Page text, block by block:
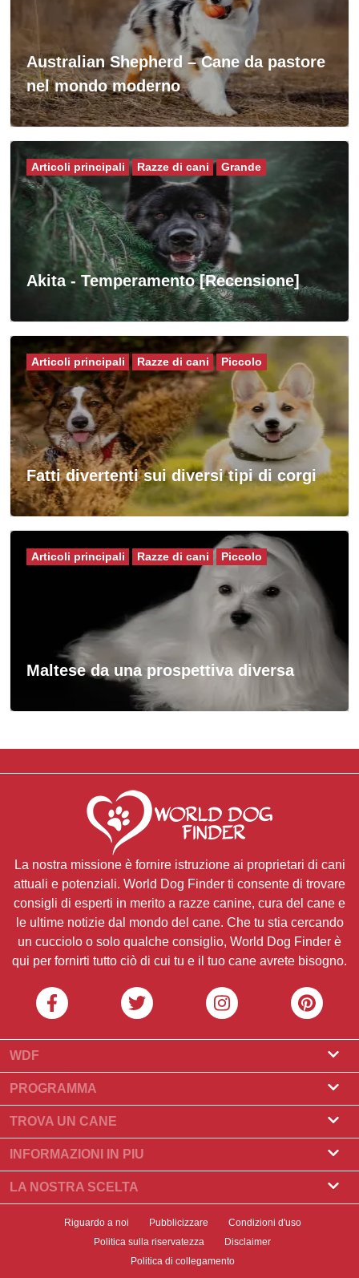
Australian Shepherd – Cane da pastore
nel mondo moderno
Akita - Temperamento [Recensione]
Articoli principali Razze di cani Grande
Fatti divertenti sui diversi tipi di corgi
Articoli principali Razze di cani Piccolo
Maltese da una prospettiva diversa
Articoli principali Razze di cani Piccolo
La nostra missione è fornire istruzione ai proprietari di cani
attuali e potenziali. World Dog Finder ti consente di trovare
consigli di esperti in merito a razze canine, cura del cane e
le ultime notizie dal mondo del cane. Che tu stia cercando
un cucciolo o solo qualche consiglio, World Dog Finder è
qui per fornirti tutto ciò di cui tu e il tuo cane avrete bisogno.
WDF
Riguardo a noi
Cos'è World Dog Finder
Quali associazioni accettiamo?
I nostri partner
Newsletter
PROGRAMMA
Programma Allevatore
Programma per toelettatori
TROVA UN CANE
Trova un allevatore
Compra un cane
Trova una cucciolata
Adotta un cane
INFORMAZIONI IN PIU
Razze di cani
Storie principali
LA NOSTRA SCELTA
I 10 migliori cani da scegliere per vivere in appartamento
Guida introduttiva alla formazione con Clicker
Riguardo a noi Pubblicizzare
Condizioni d'uso
Politica sulla riservatezza
Disclaimer
Politica di collegamento